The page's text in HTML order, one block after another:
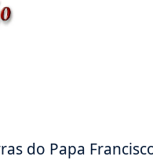
do Papa